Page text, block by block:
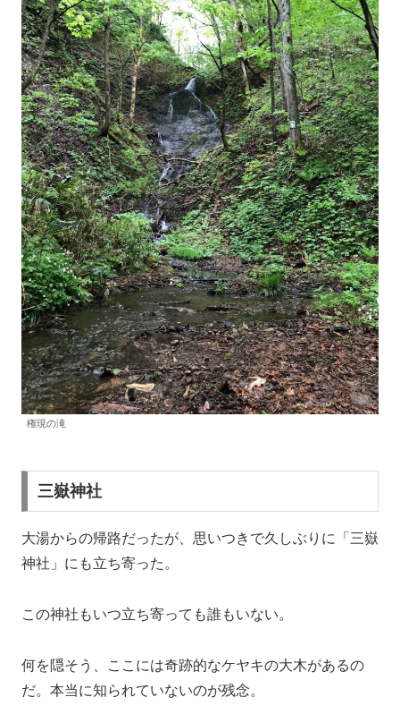
権現の滝
三嶽神社
大湯からの帰路だったが、思いつきで久しぶりに「三嶽
神社」にも立ち寄った。
この神社もいつ立ち寄っても誰もいない。
何を隠そう、ここには奇跡的なケヤキの大木があるの
だ。本当に知られていないのが残念。